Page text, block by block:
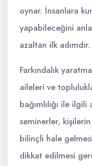
oynar. İnsanlara
yapabileceğini
azaltan ilk adımdır.
Farkındalık
aileleri ve
bağımlılığı ile
seminerler,
bilinçli hale
dikkat edilmesi